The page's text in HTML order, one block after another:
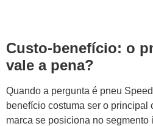
Custo-benefício: o
vale a pena?
Quando a pergunta é pneu
benefício costuma ser o principal
marca se posiciona no